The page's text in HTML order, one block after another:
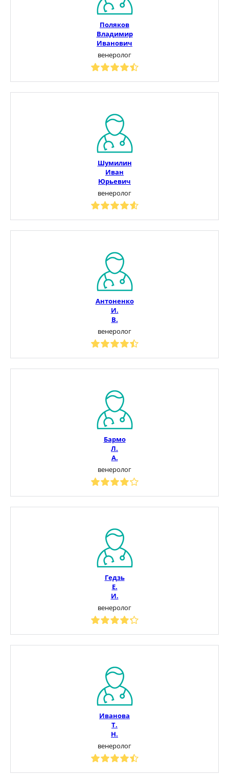
Поляков
Владимир
Иванович
венеролог
Шумилин
Иван
Юрьевич
венеролог
Антоненко
И.
В.
венеролог
Бармо
Л.
А.
венеролог
Гедзь
Е.
И.
венеролог
Иванова
Т.
Н.
венеролог